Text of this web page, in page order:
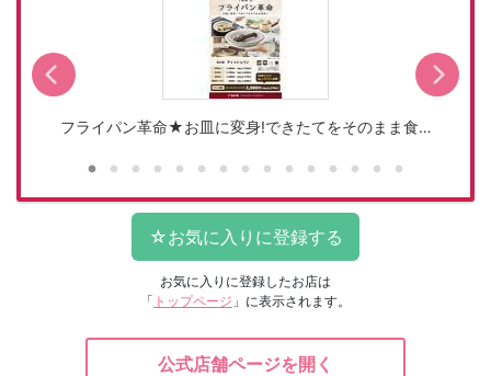
フライパン革命★お皿に変身!できたてをそのまま食…
お気に入りに登録したお店は
「 トップページ 」に表示されます。
公式店舗ページを開く